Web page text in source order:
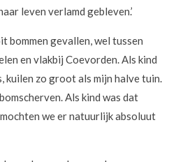
leven verlamd gebleven.’
bommen gevallen, wel tussen
en vlakbij Coevorden. Als kind
kuilen zo groot als mijn halve tuin.
Als kind was dat
we er natuurlijk absoluut